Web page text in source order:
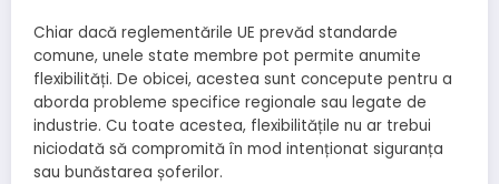
Chiar dacă reglementările UE prevăd standarde
comune, unele state membre pot permite anumite
flexibilități. De obicei, acestea sunt concepute pentru a
aborda probleme specifice regionale sau legate de
industrie. Cu toate acestea, flexibilitățile nu ar trebui
niciodată să compromită în mod intenționat siguranța
sau bunăstarea șoferilor.